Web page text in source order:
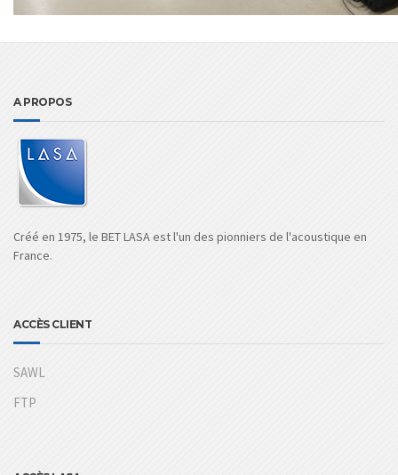
A PROPOS
Créé en 1975, le BET LASA est l'un des pionniers de l'acoustique en
France.
ACCÈS CLIENT
SAWL
FTP